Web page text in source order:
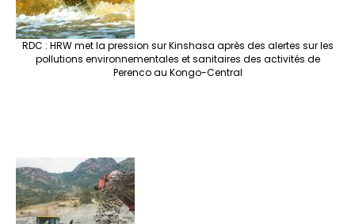
RDC : HRW met la pression sur Kinshasa après des alertes sur les
pollutions environnementales et sanitaires des activités de
Perenco au Kongo-Central